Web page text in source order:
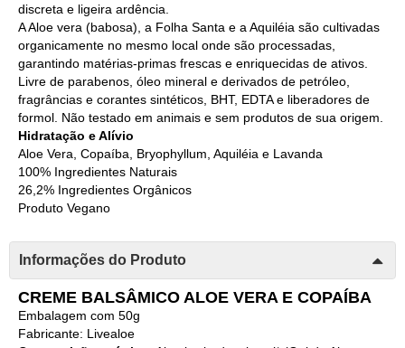
discreta e ligeira ardência.
A Aloe vera (babosa), a Folha Santa e a Aquiléia são cultivadas
organicamente no mesmo local onde são processadas,
garantindo matérias-primas frescas e enriquecidas de ativos.
Livre de parabenos, óleo mineral e derivados de petróleo,
fragrâncias e corantes sintéticos, BHT, EDTA e liberadores de
formol. Não testado em animais e sem produtos de sua origem.
Hidratação e Alívio
Aloe Vera, Copaíba, Bryophyllum, Aquiléia e Lavanda
100% Ingredientes Naturais
26,2% Ingredientes Orgânicos
Produto Vegano
Informações do Produto
CREME BALSÂMICO ALOE VERA E COPAÍBA
Embalagem com 50g
Fabricante: Livealoe